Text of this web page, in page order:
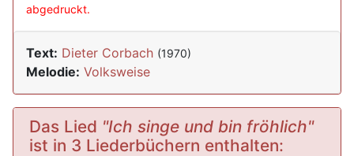
abgedruckt.
Text: Dieter Corbach (1970)
Melodie: Volksweise
Das Lied "Ich singe und bin fröhlich"
ist in 3 Liederbüchern enthalten: